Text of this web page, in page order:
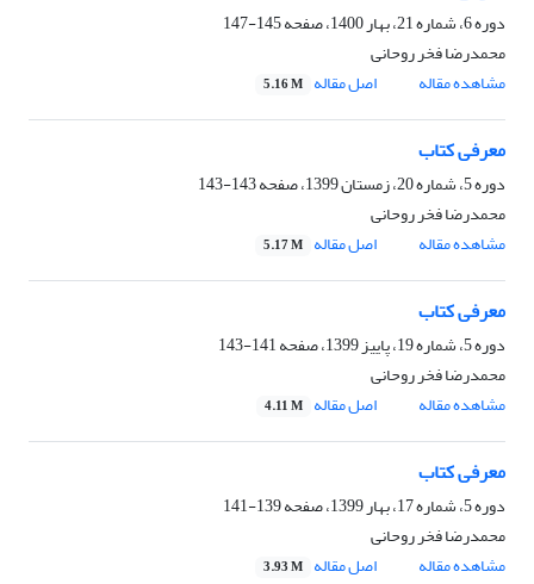
دوره 6، شماره 21، بهار 1400، صفحه
145-147
محمدرضا فخر روحانی
مشاهده مقاله
اصل مقاله 5.16 M
معرفی کتاب
دوره 5، شماره 20، زمستان 1399، صفحه
143-143
محمدرضا فخر روحانی
مشاهده مقاله
اصل مقاله 5.17 M
معرفی کتاب
دوره 5، شماره 19، پاییز 1399، صفحه
141-143
محمدرضا فخر روحانی
مشاهده مقاله
اصل مقاله 4.11 M
معرفی کتاب
دوره 5، شماره 17، بهار 1399، صفحه
139-141
محمدرضا فخر روحانی
مشاهده مقاله
اصل مقاله 3.93 M